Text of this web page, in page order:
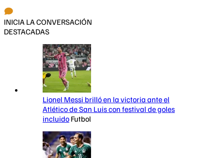
INICIA LA CONVERSACIÓN
DESTACADAS
Lionel Messi brilló en la victoria ante el
Atlético de San Luis con festival de goles
incluido Futbol